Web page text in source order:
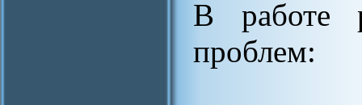
В работе
проблем: